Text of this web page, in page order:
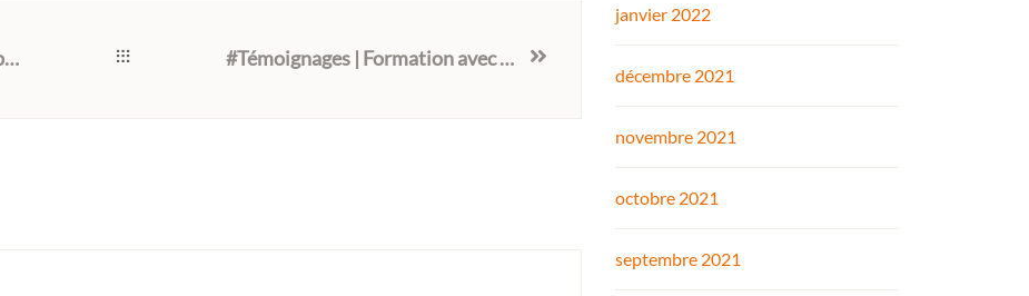
#Vidéos |Stage Food Truck Crêperie #Témoignages | Formation avec Atossa et Camille
janvier 2022
décembre 2021
novembre 2021
octobre 2021
septembre 2021